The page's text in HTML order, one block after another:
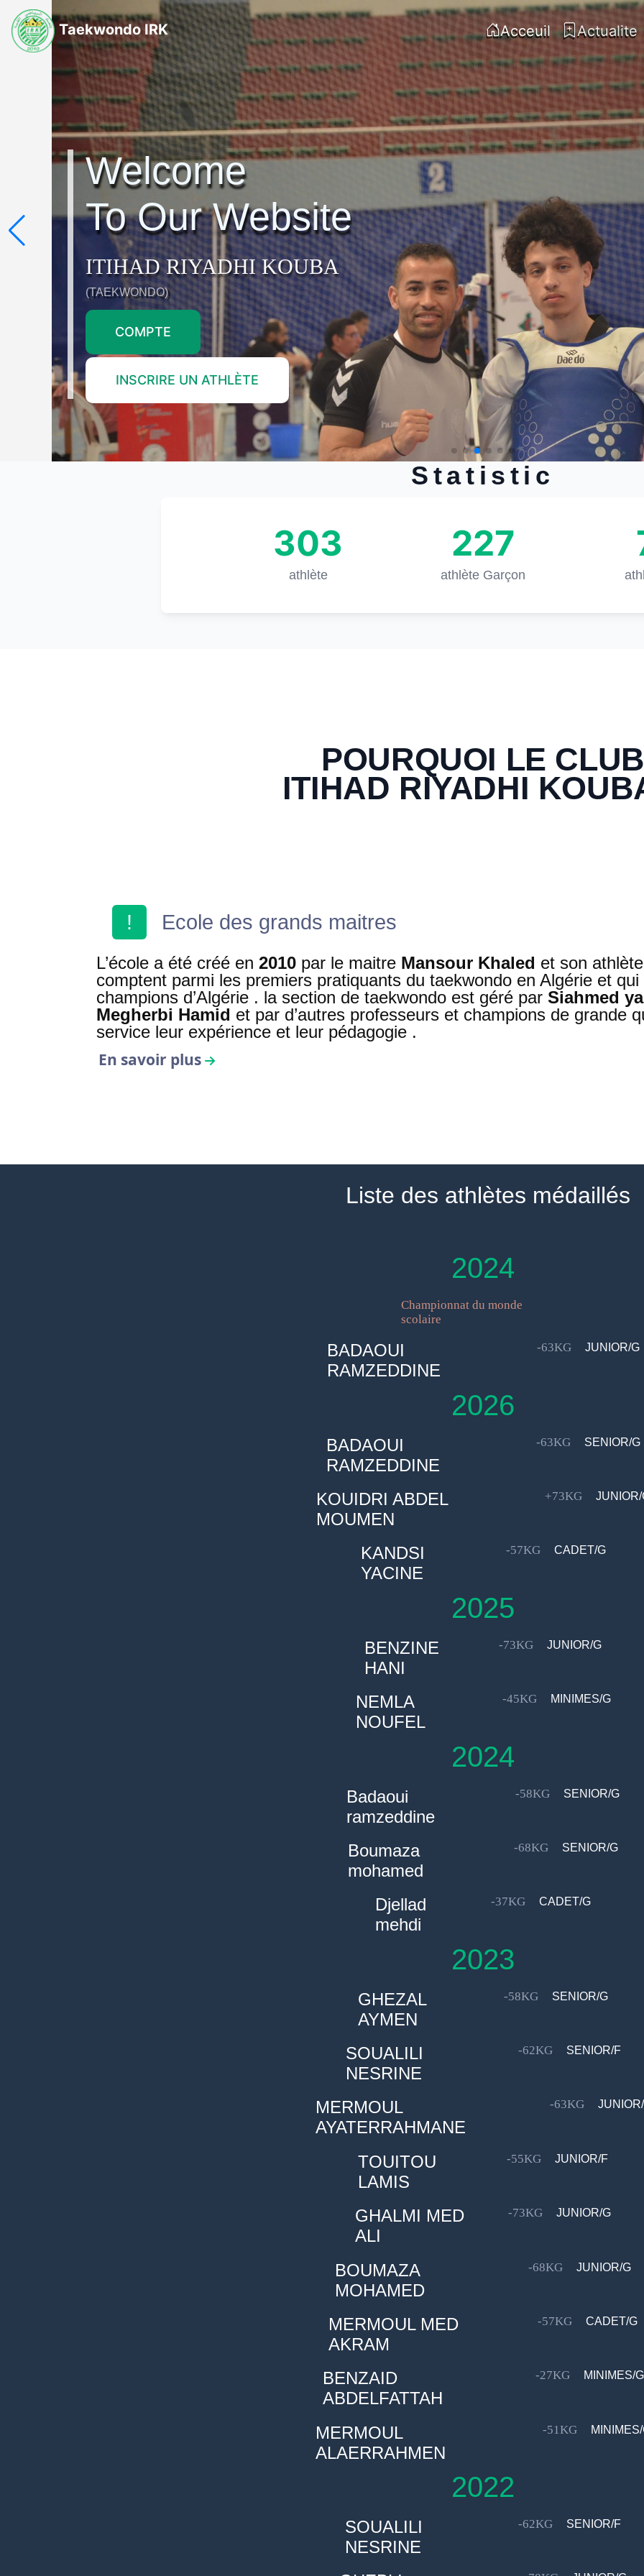
Taekwondo IRK Acceuil Actualite
Welcome
To Our Website
ITIHAD RIYADHI KOUBA
(TAEKWONDO)
COMPTE
INSCRIRE UN ATHLÈTE
Statistic
303
athlète
227
athlète Garçon
POURQUOI LE CLUB
ITIHAD RIYADHI
! Ecole des grands maitres
L’école a été créé en2010 par le maitre Mansour Khaled et son
comptent parmi les premiers pratiquants du taekwondo en Algérie et
champions d’Algérie . la section de taekwondo est géré parSiahmed
Megherbi Hamid et par d’autres professeurs et champions de grande
service leur expérience et leur pédagogie .
En savoir plus
Liste des athlètes médaillés
2024
Championnat du monde
scolaire
BADAOUI
RAMZEDDINE
-63KG JUNIOR/G
2026
BADAOUI
RAMZEDDINE
-63KG SENIOR/G
KOUIDRI ABDEL
MOUMEN
+73KG JUNIOR/
KANDSI
YACINE
-57KG CADET/G
2025
BENZINE
HANI
-73KG JUNIOR/G
NEMLA
NOUFEL
-45KG MINIMES/G
2024
Badaoui
ramzeddine
-58KG SENIOR/G
Boumaza
mohamed
-68KG SENIOR/G
Djellad
mehdi
-37KG CADET/G
2023
GHEZAL
AYMEN
-58KG SENIOR/G
SOUALILI
NESRINE
-62KG SENIOR/F
MERMOUL
AYATERRAHMANE
-63KG
TOUITOU
LAMIS
-55KG JUNIOR/F
GHALMI MED
ALI
-73KG JUNIOR/G
BOUMAZA
MOHAMED
-68KG JUNIOR/G
MERMOUL MED
AKRAM
-57KG CADET/G
BENZAID
ABDELFATTAH
-27KG MINIMES/G
MERMOUL
ALAERRAHMEN
-51KG
2022
SOUALILI
NESRINE
-62KG SENIOR/F